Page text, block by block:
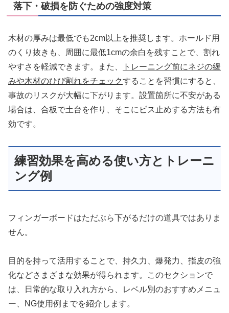
落下・破損を防ぐための強度対策
木材の厚みは最低でも2cm以上を推奨します。ホールド用
のくり抜きも、周囲に最低1cmの余白を残すことで、割れ
やすさを軽減できます。また、
トレーニング前にネジの緩
みや木材のひび割れをチェックすることを習慣にすると、
事故のリスクが大幅に下がります。設置箇所に不安がある
場合は、合板で土台を作り、そこにビス止めする方法も有
効です。
練習効果を高める使い方とトレーニ
ング例
フィンガーボードはただぶら下がるだけの道具ではありま
せん。
目的を持って活用することで、持久力、爆発力、指皮の強
化などさまざまな効果が得られます。このセクションで
は、日常的な取り入れ方から、レベル別のおすすめメニュ
ー、NG使用例までを紹介します。